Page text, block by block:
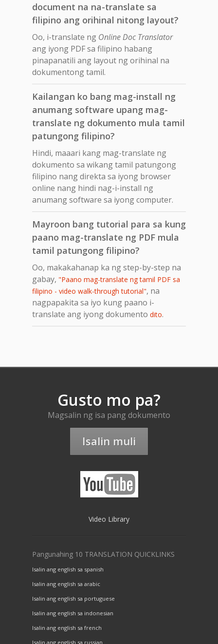
document na na-translate sa
filipino ang orihinal nitong layout?
Oo, i-translate ng Online Doc Translator
ang iyong PDF sa filipino habang
pinapanatili ang layout ng orihinal na
dokumentong tamil.
Kailangan ko bang mag-install ng
anumang software upang mag-
translate ng dokumento mula tamil
patungong filipino?
Hindi, maaari kang mag-translate ng
dokumento sa wikang tamil patungong
filipino nang direkta sa iyong browser
online nang hindi nag-i-install ng
anumang software sa iyong computer.
Mayroon bang tutorial para sa kung
paano mag-translate ng PDF mula
tamil patungong filipino?
Oo, makakahanap ka ng step-by-step na
gabay, "Paano mag-translate ng tamil PDF sa
filipino - video walk-through tutorial", na
nagpapakita sa iyo kung paano i-
translate ang iyong dokumento dito.
Gusto mo pa?
Magsalin ng isa pang dokumento
Isalin muli
Video Library
Pangunahing 10 TRANSLATION QUICKLINKS
Isalin ang english sa spanish
Isalin ang english sa arabic
Isalin ang english sa portuguese
Isalin ang english sa indonesian
Isalin ang english sa french
Isalin ang english sa russian